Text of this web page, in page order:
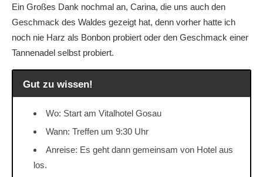
Ein Großes Dank nochmal an, Carina, die uns auch den
Geschmack des Waldes gezeigt hat, denn vorher hatte ich
noch nie Harz als Bonbon probiert oder den Geschmack einer
Tannenadel selbst probiert.
Gut zu wissen!
Wo: Start am Vitalhotel Gosau
Wann: Treffen um 9:30 Uhr
Anreise: Es geht dann gemeinsam von Hotel aus
los.